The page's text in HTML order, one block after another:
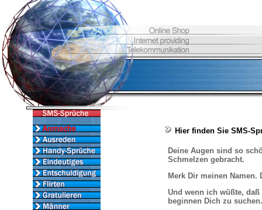
Hier finden Sie SMS-
Deine Augen sind so
Schmelzen gebracht.
Merk Dir meinen
Und wenn ich wüßte,
beginnen Dich zu suchen.